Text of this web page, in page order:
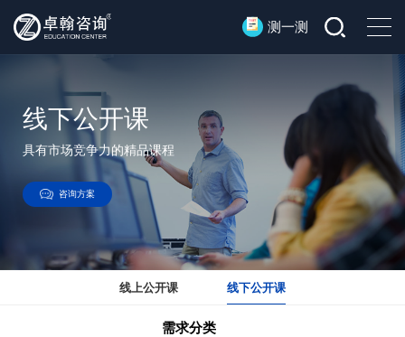
测一测
线下公开课
具有市场竞争力的精品课程
咨询方案
线上公开课 线下公开课
需求分类